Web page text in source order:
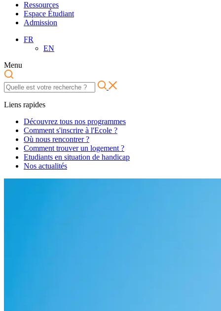
Ressources
Espace Étudiant
Admission
FR
EN
Menu
Liens rapides
Découvrez tous nos programmes
Comment s'inscrire à l'Ecole ?
Où nous rencontrer ?
Comment trouver un logement ?
Etudiants en situation de handicap
Nos actualités